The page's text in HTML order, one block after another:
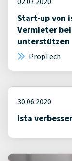
Start-up von
Vermieter
unterstützen
PropTech
30.06.2020
ista